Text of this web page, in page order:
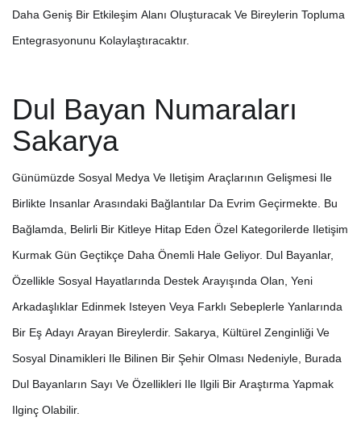
Daha Geniş Bir Etkileşim Alanı Oluşturacak Ve Bireylerin Topluma
Entegrasyonunu Kolaylaştıracaktır.
Dul Bayan Numaraları
Sakarya
Günümüzde Sosyal Medya Ve Iletişim Araçlarının Gelişmesi Ile
Birlikte Insanlar Arasındaki Bağlantılar Da Evrim Geçirmekte. Bu
Bağlamda, Belirli Bir Kitleye Hitap Eden Özel Kategorilerde Iletişim
Kurmak Gün Geçtikçe Daha Önemli Hale Geliyor. Dul Bayanlar,
Özellikle Sosyal Hayatlarında Destek Arayışında Olan, Yeni
Arkadaşlıklar Edinmek Isteyen Veya Farklı Sebeplerle Yanlarında
Bir Eş Adayı Arayan Bireylerdir. Sakarya, Kültürel Zenginliği Ve
Sosyal Dinamikleri Ile Bilinen Bir Şehir Olması Nedeniyle, Burada
Dul Bayanların Sayı Ve Özellikleri Ile Ilgili Bir Araştırma Yapmak
Ilginç Olabilir.